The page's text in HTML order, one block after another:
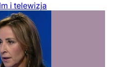
i telewizja